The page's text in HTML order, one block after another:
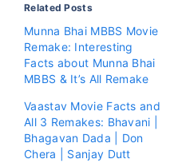
Related Posts
Munna Bhai MBBS Movie
Remake: Interesting
Facts about Munna Bhai
MBBS & It’s All Remake
Vaastav Movie Facts and
All 3 Remakes: Bhavani |
Bhagavan Dada | Don
Chera | Sanjay Dutt